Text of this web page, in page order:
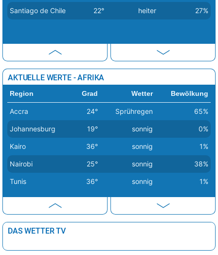
Ostsee wolkig 24°
Steinhuder Meer 99° Regenschauer 21°
Tegersee
(Tegernsee?)
99° 24°
Biskaya Biskaya° sonnig 29°
Golf von Lyon Golf von Lyon° sonnig 34°
Korsika Korsika° sonnig 32°
Ionisches Meer Ionisches Meer° sonnig 29°
Santiago de Chile 22° heiter 27%
AKTUELLE WERTE - AFRIKA
Region Grad Wetter Bewölkung
Accra 24° Sprühregen 65%
Johannesburg 19° sonnig 0%
Kairo 36° sonnig 1%
Nairobi 25° sonnig 38%
Tunis 36° sonnig 1%
DAS WETTER TV